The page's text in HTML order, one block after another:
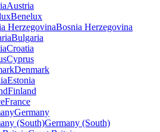
Austria
Benelux
Bosnia Herzegovina
Bulgaria
Croatia
Cyprus
Denmark
Estonia
Finland
France
Germany
Germany (South)